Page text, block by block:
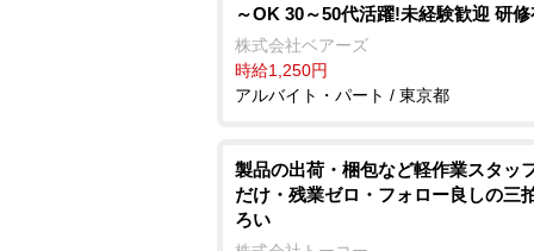
～OK 30～50代活躍!未経験歓迎 研修
株式会社ベアーズ
時給1,250円
アルバイト・パート / 東京都
製品の出荷・梱包など軽作業スタッ
だけ・残業ゼロ・フォロー良しの三
ろい